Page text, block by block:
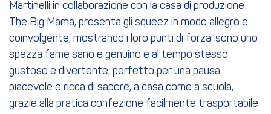
Martinelli in collaborazione con la casa di produzione
The Big Mama, presenta gli squeez in modo allegro e
coinvolgente, mostrando i loro punti di forza: sono uno
spezza fame sano e genuino e al tempo stesso
gustoso e divertente, perfetto per una pausa
piacevole e ricca di sapore, a casa come a scuola,
grazie alla pratica confezione facilmente trasportabile